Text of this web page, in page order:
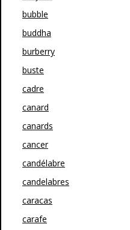
bubble
buddha
burberry
buste
cadre
canard
canards
cancer
candélabre
candelabres
caracas
carafe